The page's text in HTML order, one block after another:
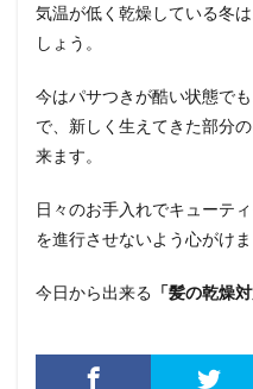
気温が低く乾燥している冬
しょう。
今はパサつきが酷い状態で
で、新しく生えてきた部分
来ます。
日々のお手入れでキューテ
を進行させないよう心がけま
今日から出来る 「髪の乾燥対